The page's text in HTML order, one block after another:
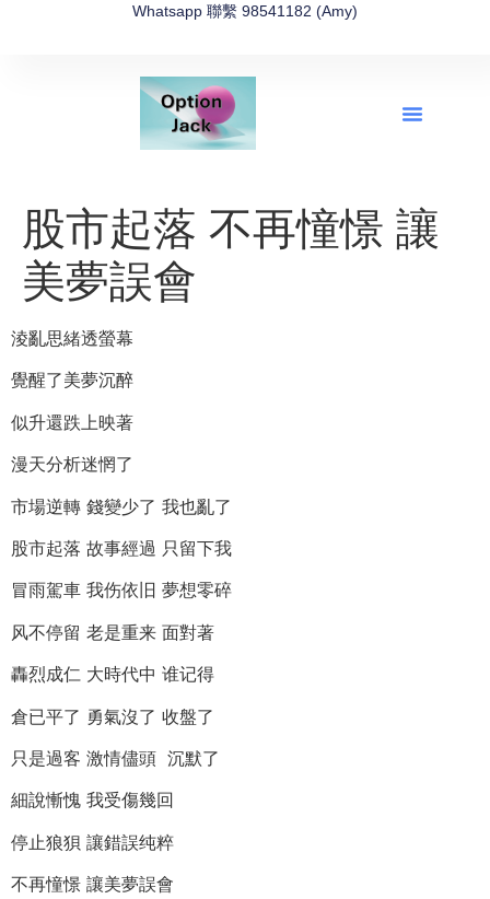
Whatsapp 聯繫 98541182 (Amy)
股市起落 不再憧憬 讓
美夢誤會
淩亂思緒透螢幕
覺醒了美夢沉醉
似升還跌上映著
漫天分析迷惘了
市場逆轉 錢變少了 我也亂了
股市起落 故事經過 只留下我
冒雨駕車 我伤依旧 夢想零碎
风不停留 老是重来 面對著
轟烈成仁 大時代中 谁记得
倉已平了 勇氣沒了 收盤了
只是過客 激情儘頭 沉默了
細說慚愧 我受傷幾回
停止狼狽 讓錯誤纯粹
不再憧憬 讓美夢誤會